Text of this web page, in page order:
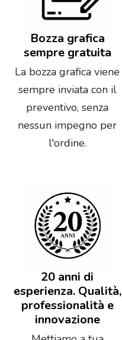
Bozza grafica
sempre gratuita
La bozza grafica viene
sempre inviata con il
preventivo, senza
nessun impegno per
l'ordine.
20 anni di
esperienza. Qualità,
professionalità e
innovazione